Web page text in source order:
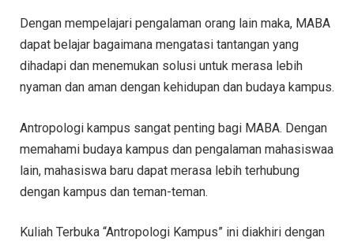
Dengan mempelajari pengalaman orang lain maka, MABA
dapat belajar bagaimana mengatasi tantangan yang
dihadapi dan menemukan solusi untuk merasa lebih
nyaman dan aman dengan kehidupan dan budaya kampus.
Antropologi kampus sangat penting bagi MABA. Dengan
memahami budaya kampus dan pengalaman mahasiswaa
lain, mahasiswa baru dapat merasa lebih terhubung
dengan kampus dan teman-teman.
Kuliah Terbuka “Antropologi Kampus” ini diakhiri dengan